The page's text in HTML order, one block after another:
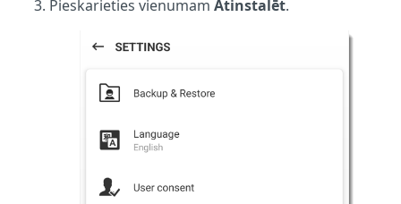
Pieskarieties vienumam Atinstalēt.